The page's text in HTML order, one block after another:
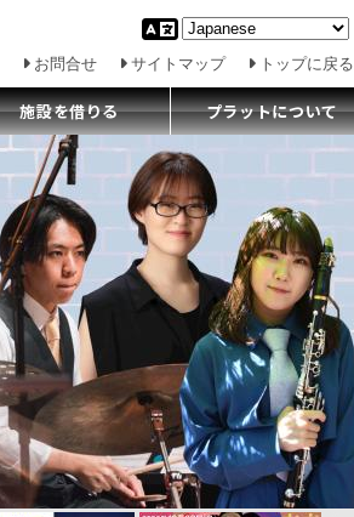
お問合せ サイトマップ トップに戻る
施設を借りる プラットについて